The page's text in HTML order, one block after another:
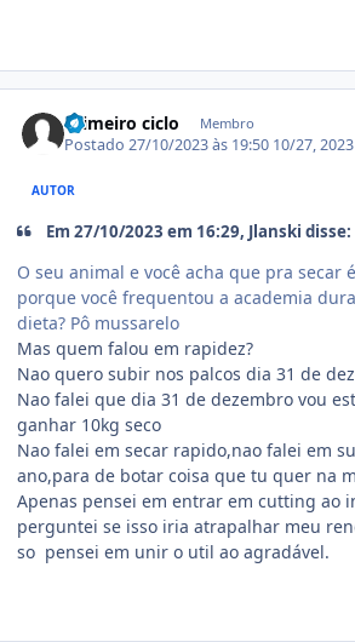
Primeiro ciclo Membro
Postado27/10/2023 às 19:50 10/27, 2023
AUTOR
Em 27/10/2023 em 16:29, Jlanski disse:
O seu animal e você acha que pra secar
porque você frequentou a academia
dieta? Pô mussarelo
Mas quem falou em rapidez?
Nao quero subir nos palcos dia 31 de
Nao falei que dia 31 de dezembro vou
ganhar 10kg seco
Nao falei em secar rapido,nao falei em
ano,para de botar coisa que tu quer na
Apenas pensei em entrar em cutting ao
perguntei se isso iria atrapalhar meu
so pensei em unir o util ao agradável.